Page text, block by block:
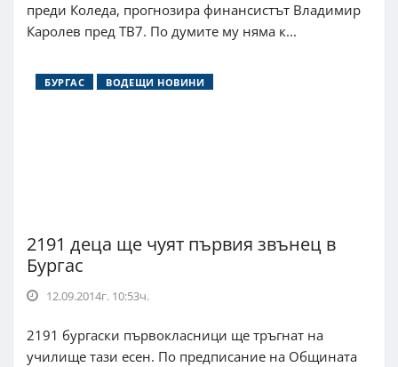
преди Коледа, прогнозира финансистът Владимир
Каролев пред ТВ7. По думите му няма к...
БУРГАС ВОДЕЩИ НОВИНИ
2191 деца ще чуят първия звънец в
Бургас
12.09.2014г. 10:53ч.
2191 бургаски първокласници ще тръгнат на
училище тази есен. По предписание на Общината